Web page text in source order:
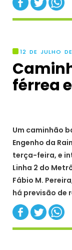
12 DE JULHO
férrea
Um caminhão
Engenho da
terça-feira, e
Linha 2 do
Fábio M.
há previsão de